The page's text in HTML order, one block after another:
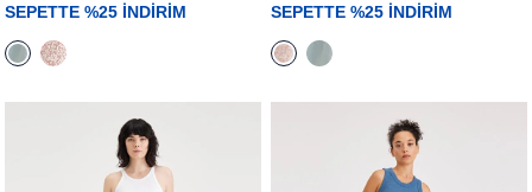
SEPETTE %25 İNDİRİM
SEPETTE %25 İNDİRİM